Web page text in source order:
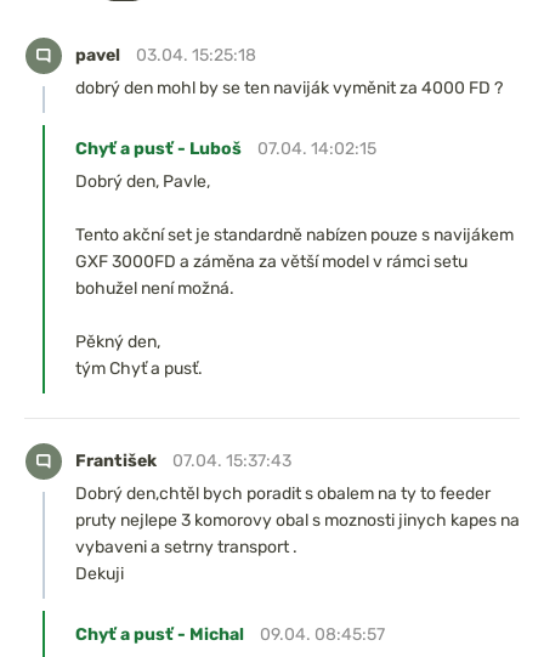
pavel
03.04. 15:25:18
dobrý den mohl by se ten naviják vyměnit za 4000 FD ?
Chyť a pusť - Luboš
07.04. 14:02:15
Dobrý den, Pavle,
Tento akční set je standardně nabízen pouze s navijákem
GXF 3000FD a záměna za větší model v rámci setu
bohužel není možná.
Pěkný den,
tým Chyť a pusť.
František
07.04. 15:37:43
Dobrý den,chtěl bych poradit s obalem na ty to feeder
pruty nejlepe 3 komorovy obal s moznosti jinych kapes na
vybaveni a setrny transport .
Dekuji
Chyť a pusť - Michal 09.04. 08:45:57